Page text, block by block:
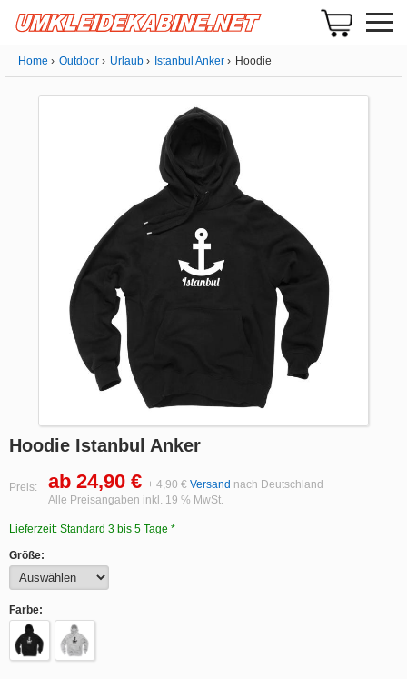
Home Outdoor Urlaub Istanbul Anker Hoodie
Hoodie Istanbul Anker
Preis: ab 24,90 € + 4,90 € Versand nach Deutschland
Alle Preisangaben inkl. 19 % MwSt.
Lieferzeit: Standard 3 bis 5 Tage *
Größe:
Farbe: